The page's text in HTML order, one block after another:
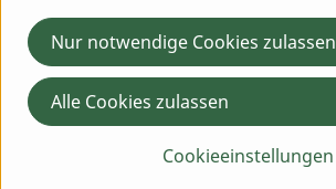
Wasserforschungen, die der
anthroposophische
Naturwissenschaftler Johannes Schnorr
am Institut für
Strömungswissenschaften in
Herrischried Ender der 60ger Jahre
Cookieeinstellungen
Nur notwendige Cookies zulassen
Alle Cookies zulassen